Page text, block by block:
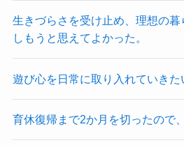
生きづらさを受け止め、理想の
しもうと思えてよかった。
遊び心を日常に取り入れていきた
育休復帰まで2か月を切ったので